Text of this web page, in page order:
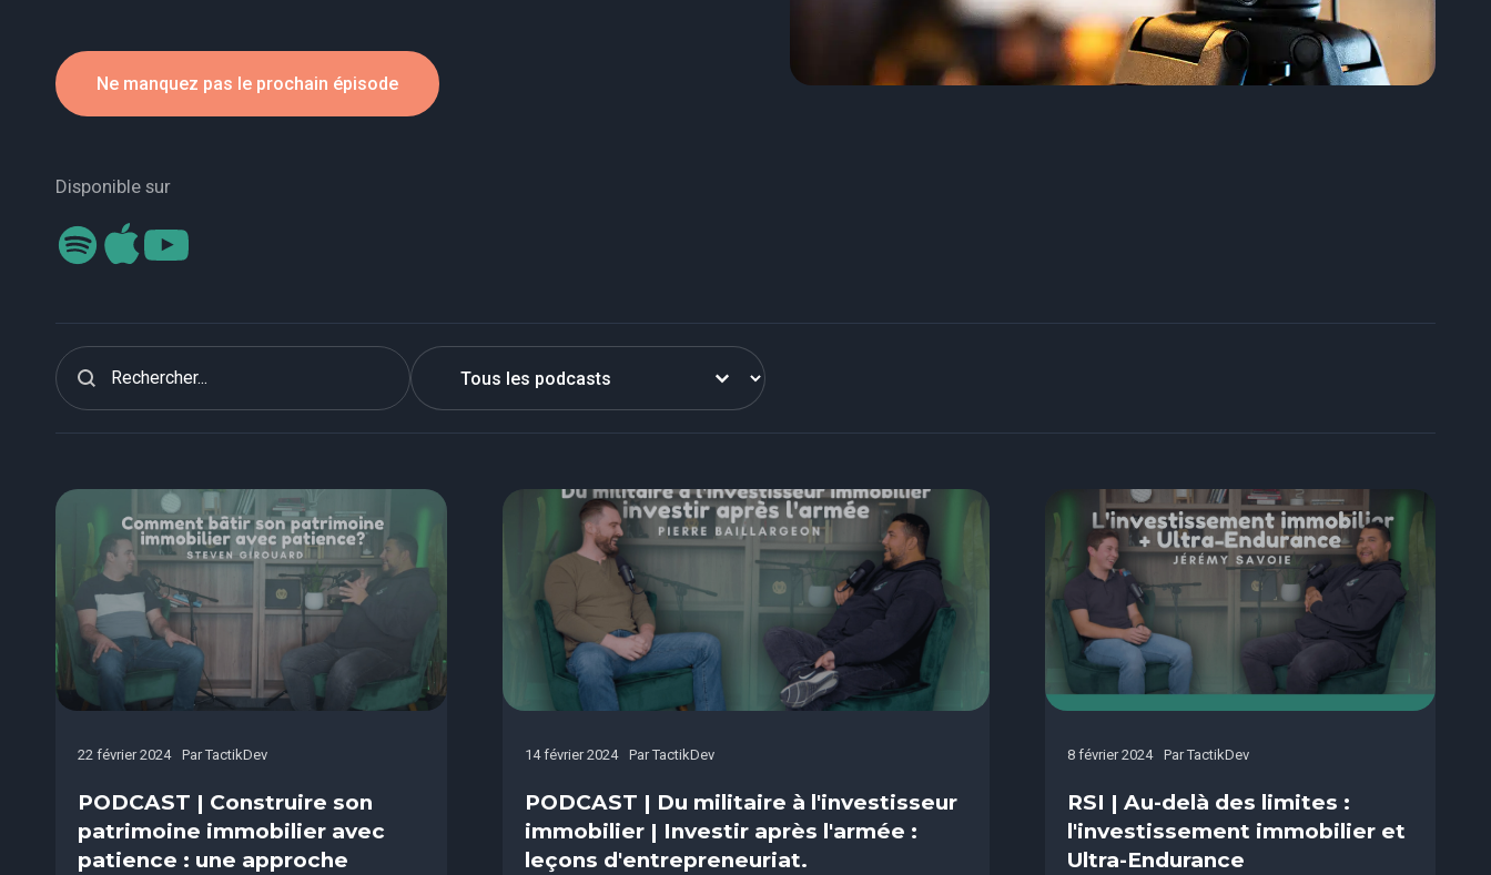
Ne manquez pas le prochain épisode
Disponible sur
Recherche - Blogue
Search content Select content
22 février 2024 Par TactikDev
PODCAST | Construire son
patrimoine immobilier avec
patience : une approche
14 février 2024 Par TactikDev
PODCAST | Du militaire à l'investisseur
immobilier | Investir après l'armée :
leçons d'entrepreneuriat.
8 février 2024 Par TactikDev
RSI | Au-delà des limites :
l'investissement immobilier et
Ultra-Endurance